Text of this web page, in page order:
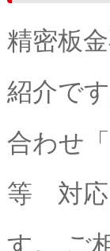
精密板
紹介で
合わせ
等 対応
す。 ご